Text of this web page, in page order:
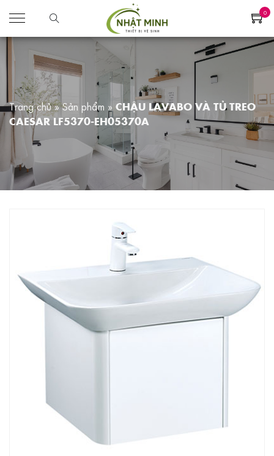
0
Trang chủ»Sản phẩm » CHẬU LAVABO VÀ TỦ TREO
CAESAR LF5370-EH05370A